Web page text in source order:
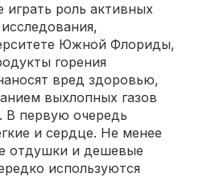
роль активных
Южной Флориды,
горения
вред здоровью,
выхлопных газов
В первую очередь
и сердце. Не менее
отдушки и дешевые
используются